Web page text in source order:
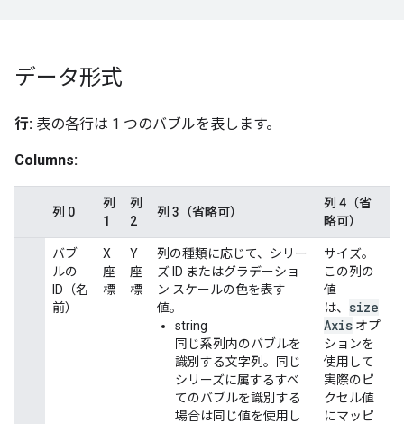
データ形式
行: 表の各行は 1 つのバブルを表します。
Columns:
列 0
列
1
列
2
列 3（省略可）
列 4（省
略可）
バブ
ルの
ID（名
前）
X
座
標
Y
座
標
列の種類に応じて、シリー
ズ ID またはグラデーショ
ン スケールの色を表す
値。
string
同じ系列内のバブルを
識別する文字列。同じ
シリーズに属するすべ
てのバブルを識別する
場合は同じ値を使用し
サイズ。
この列の
値
は、 size
Axis オプ
ションを
使用して
実際のピ
クセル値
にマッピ